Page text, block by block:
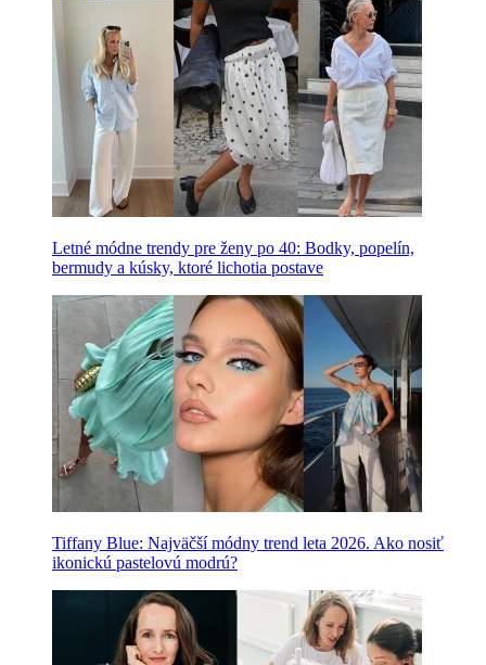
Letné módne trendy pre ženy po 40: Bodky, popelín,
bermudy a kúsky, ktoré lichotia postave
Tiffany Blue: Najväčší módny trend leta 2026. Ako nosiť
ikonickú pastelovú modrú?